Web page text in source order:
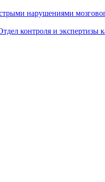
нарушениями
контроля и экспертизы